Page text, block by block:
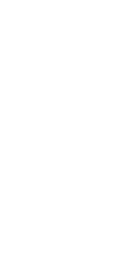
— fetch to